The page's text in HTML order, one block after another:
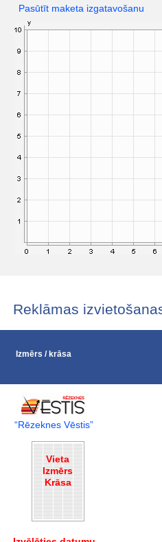
Pasūtīt maketa izgatavošanu
Reklāmas
Izmērs / krāsa
“Rēzeknes Vēstis”
Vieta
Izmērs
Krāsa